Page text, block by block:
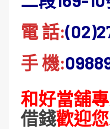
電 話:
手 機:
和好當舖
借錢歡迎